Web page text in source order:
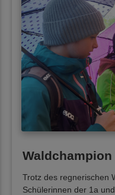
Waldchampion
Trotz des regnerischen
Schülerinnen der 1a